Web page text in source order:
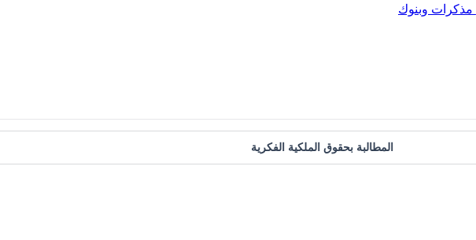
مذكرات وبنوك
المطالبة بحقوق الملكية الفكرية